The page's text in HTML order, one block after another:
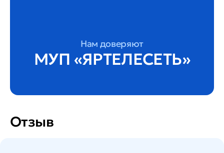
Нам доверяют
МУП «ЯРТЕЛЕСЕТЬ»
Отзыв